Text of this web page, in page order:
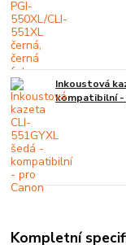
Inkoustová
kompatibilní -
Kompletní